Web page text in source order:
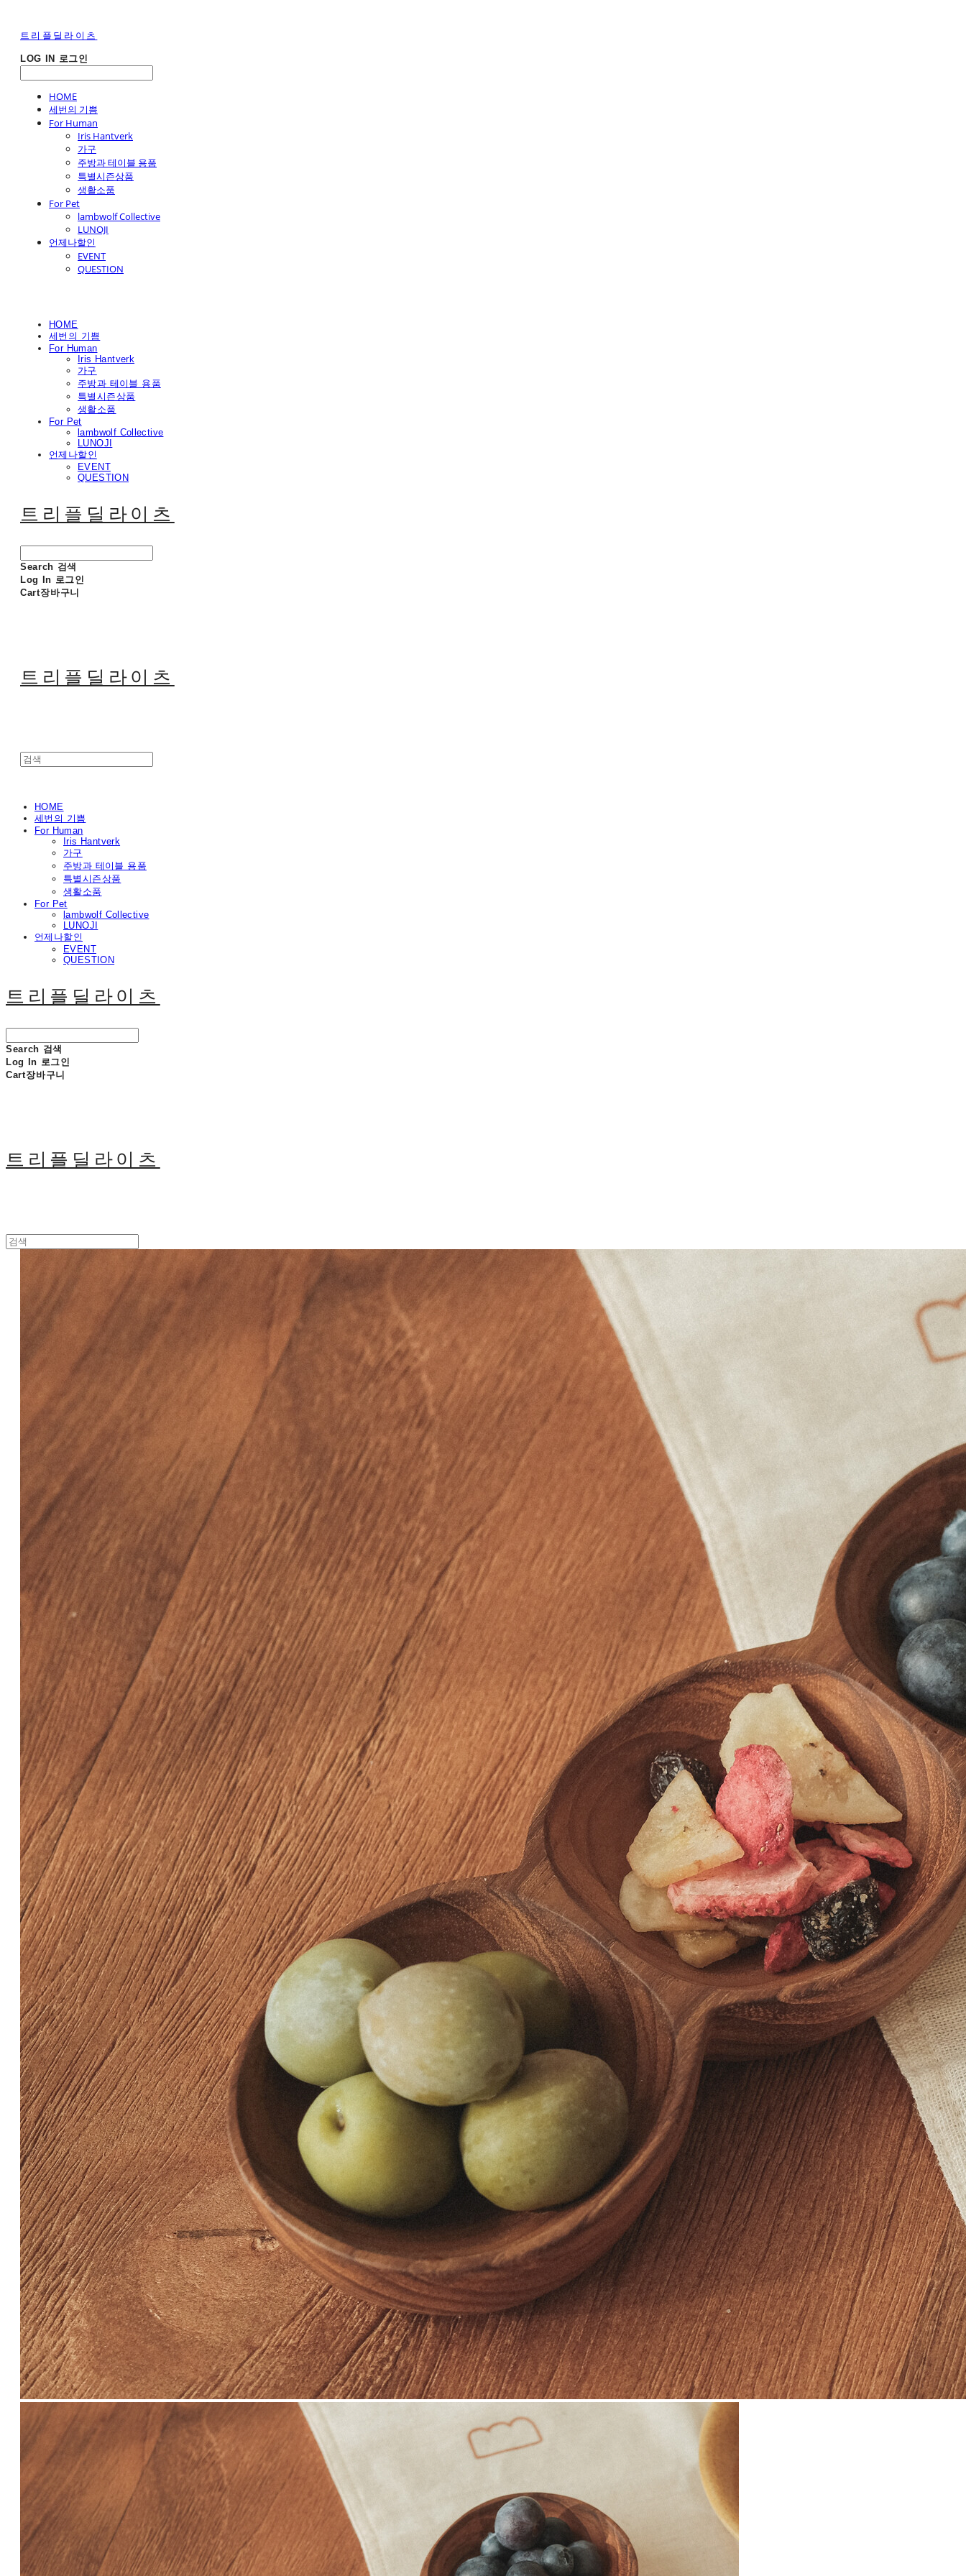
트리플딜라이츠
LOG IN 로그인
HOME
세번의 기쁨
For Human
Iris Hantverk
가구
주방과 테이블 용품
특별시즌상품
생활소품
For Pet
lambwolf Collective
LUNOJI
언제나할인
EVENT
QUESTION
HOME
세번의 기쁨
For Human
Iris Hantverk
가구
주방과 테이블 용품
특별시즌상품
생활소품
For Pet
lambwolf Collective
LUNOJI
언제나할인
EVENT
QUESTION
트리플딜라이츠
Search 검색
Log In 로그인
Cart장바구니
트리플딜라이츠
HOME
세번의 기쁨
For Human
Iris Hantverk
가구
주방과 테이블 용품
특별시즌상품
생활소품
For Pet
lambwolf Collective
LUNOJI
언제나할인
EVENT
QUESTION
트리플딜라이츠
Search 검색
Log In 로그인
Cart장바구니
트리플딜라이츠